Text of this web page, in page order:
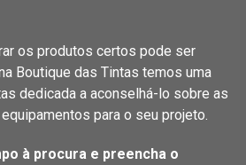
os produtos certos pode ser
Boutique das Tintas temos uma
dedicada a aconselhá-lo sobre as
para o seu projeto.
à procura e preencha o